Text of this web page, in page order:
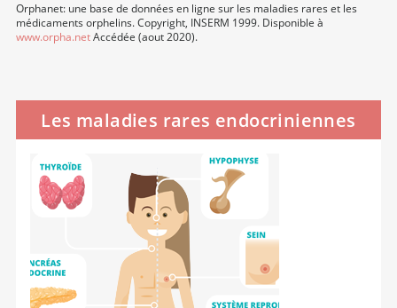
Orphanet: une base de données en ligne sur les maladies rares et les
médicaments orphelins. Copyright, INSERM 1999. Disponible à
www.orpha.netAccédée (aout 2020).
Les maladies rares endocriniennes